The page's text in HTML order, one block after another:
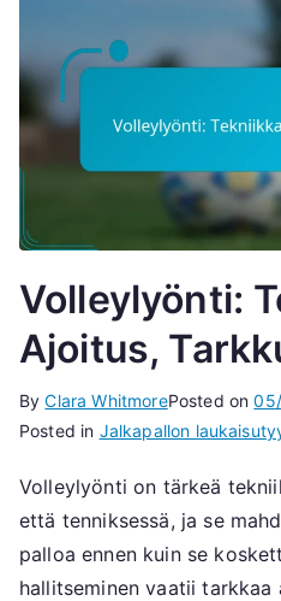
Volleylyönti:
Ajoitus,
ByClara WhitmorePosted on
Posted in Jalkapallon
Volleylyönti on tärkeä
että tenniksessä, ja se
palloa ennen kuin se
hallitseminen vaatii tarkkaa